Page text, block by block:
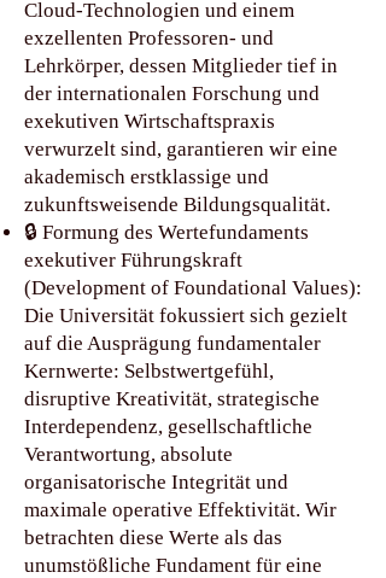
Cloud-Technologien und einem
exzellenten Professoren- und
Lehrkörper, dessen Mitglieder tief in
der internationalen Forschung und
exekutiven Wirtschaftspraxis
verwurzelt sind, garantieren wir eine
akademisch erstklassige und
zukunftsweisende Bildungsqualität.
🔒 Formung des Wertefundaments
exekutiver Führungskraft
(Development of Foundational Values):
Die Universität fokussiert sich gezielt
auf die Ausprägung fundamentaler
Kernwerte: Selbstwertgefühl,
disruptive Kreativität, strategische
Interdependenz, gesellschaftliche
Verantwortung, absolute
organisatorische Integrität und
maximale operative Effektivität. Wir
betrachten diese Werte als das
unumstößliche Fundament für eine